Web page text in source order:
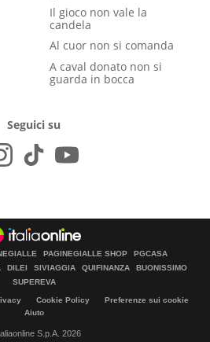
Il gioco non vale la
candela
Al cuor non si comanda
A caval donato non si
guarda in bocca
Seguici su
PAGINEGIALLE SHOP
PGCASA
DILEI SIVIAGGIA QUIFINANZA
BUONISSIMO
SUPEREVA
Cookie Policy
Preferenze sui cookie
Aiuto
S.p.A. 2026